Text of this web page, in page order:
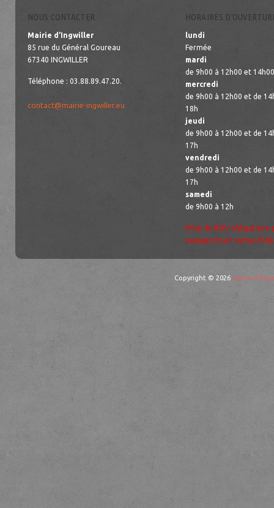
NOUS CONTACTER
Mairie d’Ingwiller
85 rue du Général Goureau
67340 INGWILLER
Téléphone : 03.88.89.47.20.
contact@mairie-ingwiller.eu
HORAIRES
lundi
Fermée
mardi
de 9h00 à 12h00 et
mercredi
de 9h00 à 12h00 et de
18h
jeudi
de 9h00 à 12h00 et de
17h
vendredi
de 9h00 à 12h00 et de
17h
samedi
de 9h00 à 12h
Prise de RDV obligatoire
passeports et cartes
Copyright © 2026 mairie